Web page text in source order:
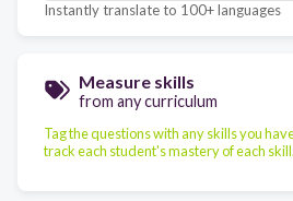
Instantly translate to 100+ languages
Measure skills
from any curriculum
Tag the questions with any skills you
track each student's mastery of each skill.